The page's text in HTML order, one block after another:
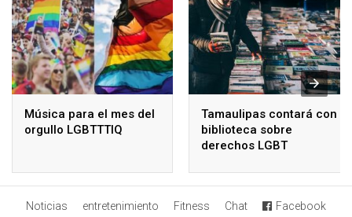
Música para el mes del
orgullo LGBTTTIQ
Tamaulipas contará con
biblioteca sobre
derechos LGBT
Noticias entretenimiento Fitness Chat Facebook